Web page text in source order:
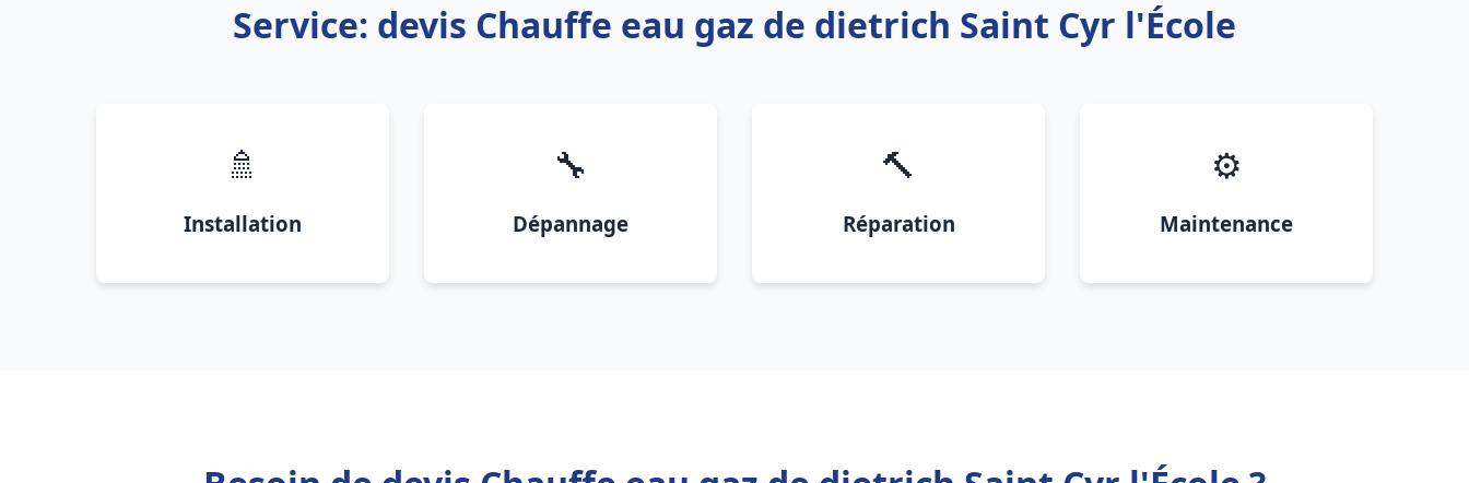
Service: devis Chauffe eau gaz de dietrich Saint Cyr l'École
🚿
Installation
🔧
Dépannage
🔨
Réparation
⚙️
Maintenance